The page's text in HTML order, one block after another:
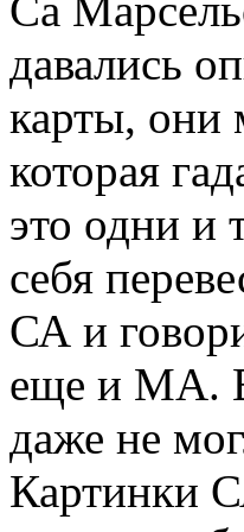
Са
давались
карты, они
которая
это одни и
себя
СА и
еще и МА.
даже не
Картинки